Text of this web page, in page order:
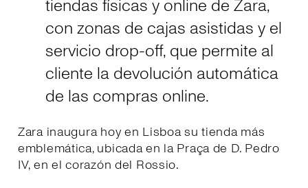
tiendas físicas y online de Zara,
con zonas de cajas asistidas y el
servicio drop-off, que permite al
cliente la devolución automática
de las compras online.
Zara inaugura hoy en Lisboa su tienda más
emblemática, ubicada en la Praça de D. Pedro
IV, en el corazón del Rossio.